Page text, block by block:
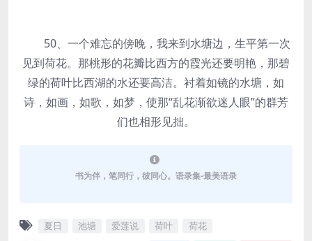
50、一个难忘的傍晚，我来到水塘边，生平第一次
见到荷花。那桃形的花瓣比西方的霞光还要明艳，那碧
绿的荷叶比西湖的水还要高洁。衬着如镜的水塘，如
诗，如画，如歌，如梦，使那“乱花渐欲迷人眼”的群芳
们也相形见拙。
书为伴，笔同行，彼同心。语录集-最美语录
夏日 池塘 爱莲说 荷叶 荷花